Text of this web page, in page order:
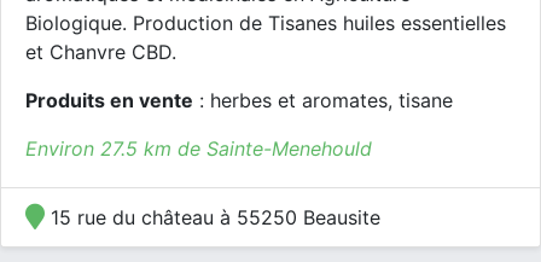
Biologique. Production de Tisanes huiles essentielles
et Chanvre CBD.
Produits en vente : herbes et aromates, tisane
Environ 27.5 km de Sainte-Menehould
15 rue du château à 55250 Beausite